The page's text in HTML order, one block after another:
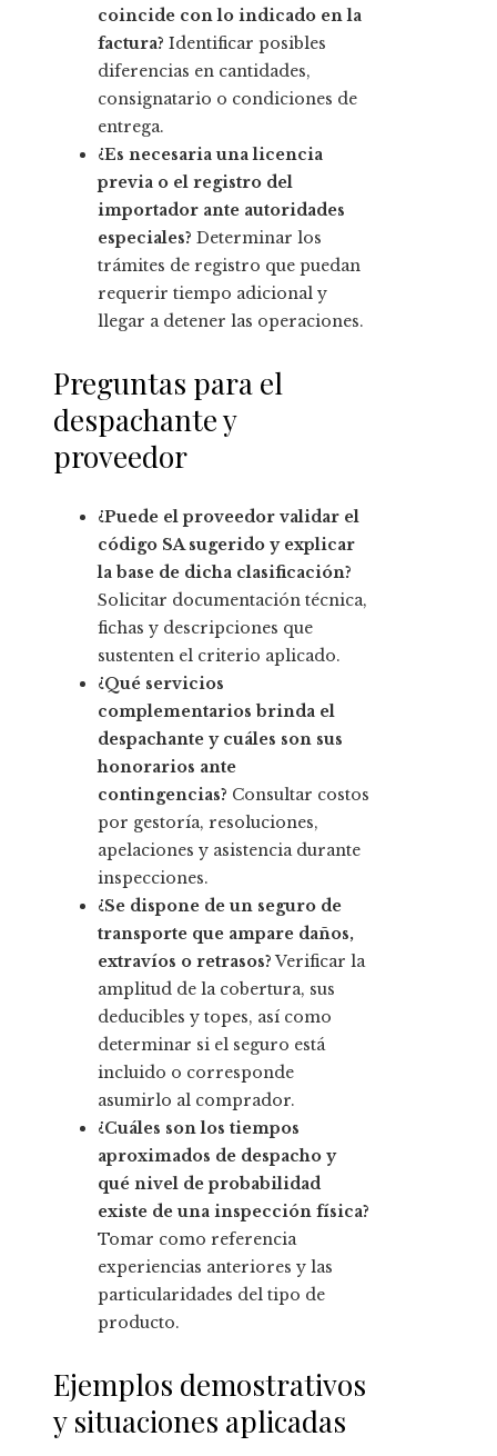
coincide con lo indicado en la
factura? Identificar posibles
diferencias en cantidades,
consignatario o condiciones de
entrega.
¿Es necesaria una licencia
previa o el registro del
importador ante autoridades
especiales? Determinar los
trámites de registro que puedan
requerir tiempo adicional y
llegar a detener las operaciones.
Preguntas para el
despachante y
proveedor
¿Puede el proveedor validar el
código SA sugerido y explicar
la base de dicha clasificación?
Solicitar documentación técnica,
fichas y descripciones que
sustenten el criterio aplicado.
¿Qué servicios
complementarios brinda el
despachante y cuáles son sus
honorarios ante
contingencias? Consultar costos
por gestoría, resoluciones,
apelaciones y asistencia durante
inspecciones.
¿Se dispone de un seguro de
transporte que ampare daños,
extravíos o retrasos?Verificar la
amplitud de la cobertura, sus
deducibles y topes, así como
determinar si el seguro está
incluido o corresponde
asumirlo al comprador.
¿Cuáles son los tiempos
aproximados de despacho y
qué nivel de probabilidad
existe de una inspección física?
Tomar como referencia
experiencias anteriores y las
particularidades del tipo de
producto.
Ejemplos demostrativos
y situaciones aplicadas